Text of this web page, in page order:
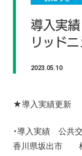
導入実
リッド
2023.05.10
★導入実績更新
・導入実績 公共交
香川県坂出市